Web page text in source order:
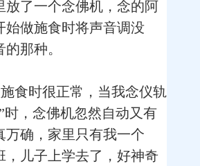
放了一个念佛机，念的阿
始做施食时将声音调没
那种。
食时很正常，当我念仪轨
时，念佛机忽然自动又有
万确，家里只有我一个
，儿子上学去了，好神奇